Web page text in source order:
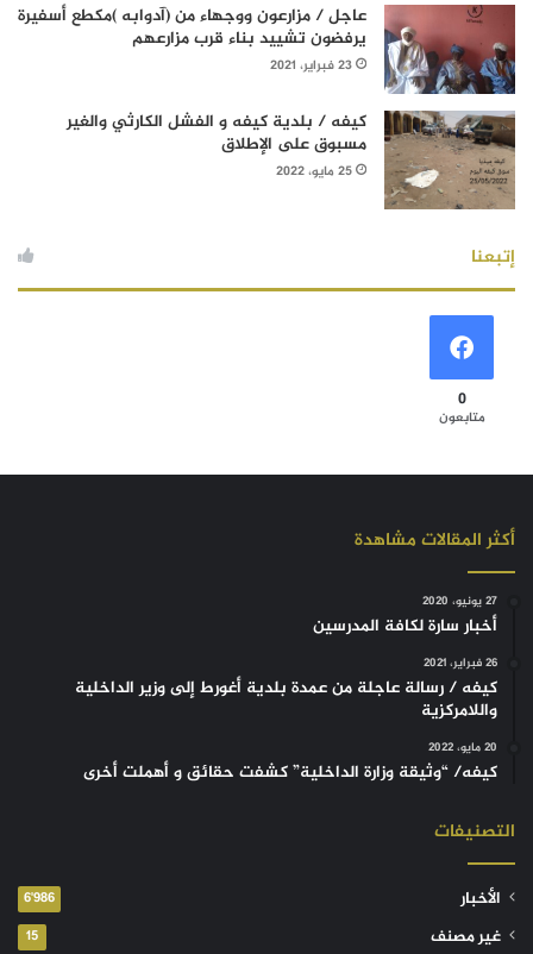
عاجل / مزارعون ووجهاء من (آدوابه )مكطع أسفيرة
يرفضون تشييد بناء قرب مزارعهم
23 فبراير، 2021
كيفه / بلدية كيفه و الفشل الكارثي والغير
مسبوق على الإطلاق
25 مايو، 2022
إتبعنا
0
متابعون
أكثر المقالات مشاهدة
27 يونيو، 2020
أخبار سارة لكافة المدرسين
26 فبراير، 2021
كيفه / رسالة عاجلة من عمدة بلدية أغورط إلى وزير الداخلية
واللامركزية
20 مايو، 2022
كيفه/ “وثيقة وزارة الداخلية” كشفت حقائق و أهملت أخرى
التصنيفات
الأخبار 6٬986
غير مصنف 15